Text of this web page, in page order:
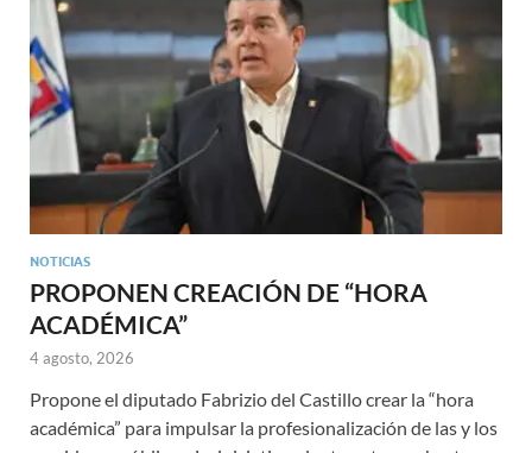
NOTICIAS
PROPONEN CREACIÓN DE “HORA
ACADÉMICA”
4 agosto, 2026
Propone el diputado Fabrizio del Castillo crear la “hora
académica” para impulsar la profesionalización de las y los